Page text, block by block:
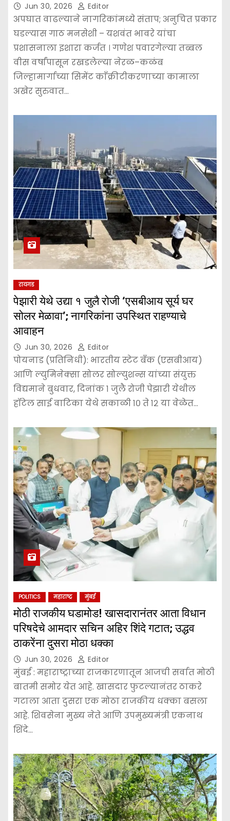
Jun 30, 2026 Editor
अपघात वाढल्याने नागरिकांमध्ये संताप; अनुचित प्रकार
घडल्यास गाठ मनसेशी – यशवंत भावरे यांचा
प्रशासनाला इशारा कर्जत । गणेश पवारगेल्या तब्बल
वीस वर्षांपासून रखडलेल्या नेरळ–कळंब
जिल्हामार्गाच्या सिमेंट काँक्रीटीकरणाच्या कामाला
अखेर सुरुवात…
रायगड
पेझारी येथे उद्या १ जुलै रोजी ‘एसबीआय सूर्य घर
सोलर मेळावा’; नागरिकांना उपस्थित राहण्याचे
आवाहन
Jun 30, 2026 Editor
पोयनाड (प्रतिनिधी): भारतीय स्टेट बँक (एसबीआय)
आणि ल्युमिनेक्सा सोलर सोल्युशन्स यांच्या संयुक्त
विद्यमाने बुधवार, दिनांक १ जुलै रोजी पेझारी येथील
हॉटेल साई वाटिका येथे सकाळी १० ते १२ या वेळेत…
POLITICS महाराष्ट्र मुंबई
मोठी राजकीय घडामोड! खासदारानंतर आता विधान
परिषदेचे आमदार सचिन अहिर शिंदे गटात; उद्धव
ठाकरेंना दुसरा मोठा धक्का
Jun 30, 2026 Editor
मुंबई : महाराष्ट्राच्या राजकारणातून आजची सर्वात मोठी
बातमी समोर येत आहे. खासदार फुटल्यानंतर ठाकरे
गटाला आता दुसरा एक मोठा राजकीय धक्का बसला
आहे. शिवसेना मुख्य नेते आणि उपमुख्यमंत्री एकनाथ
शिंदे…